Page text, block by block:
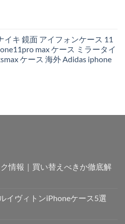
イキ 鏡面 アイフォンケース 11
max ケース ミラータイ
ケース 海外 Adidas iphone
情報｜買い替えべきか徹底解
イヴィトンiPhoneケース5選